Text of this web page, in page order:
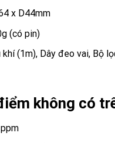
x D44mm
(có pin)
khí (1m), Dây đeo vai, Bộ
không có